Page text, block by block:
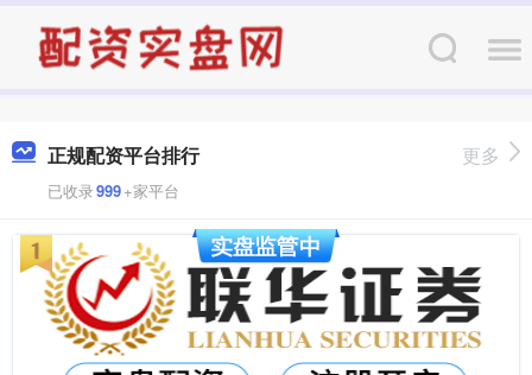
正规配资平台排行
已收录999+家平台
更多